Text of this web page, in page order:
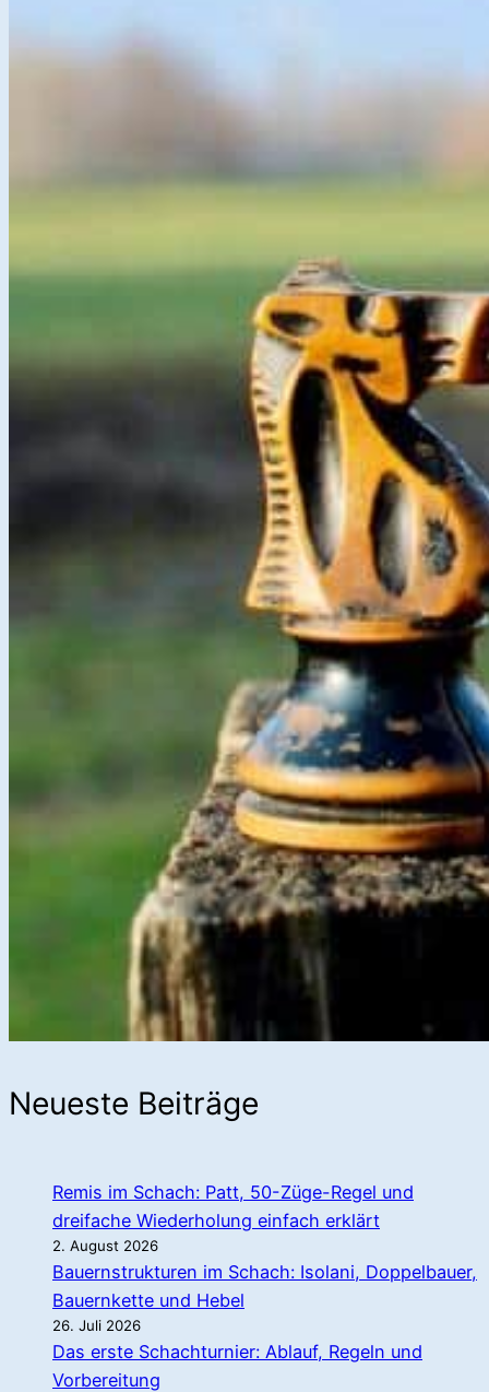
Neueste Beiträge
Remis im Schach: Patt, 50-Züge-Regel und
dreifache Wiederholung einfach erklärt
2. August 2026
Bauernstrukturen im Schach: Isolani, Doppelbauer,
Bauernkette und Hebel
26. Juli 2026
Das erste Schachturnier: Ablauf, Regeln und
Vorbereitung